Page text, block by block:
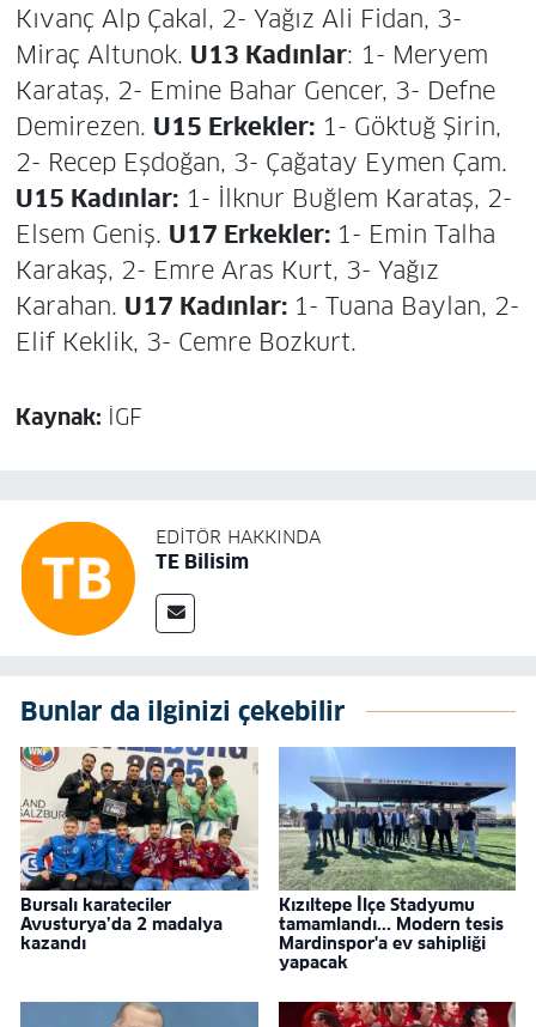
Kıvanç Alp Çakal, 2- Yağız Ali Fidan, 3-
Miraç Altunok. U13 Kadınlar: 1- Meryem
Karataş, 2- Emine Bahar Gencer, 3- Defne
Demirezen. U15 Erkekler:1- Göktuğ Şirin,
2- Recep Eşdoğan, 3- Çağatay Eymen Çam.
U15 Kadınlar:1- İlknur Buğlem Karataş, 2-
Elsem Geniş. U17 Erkekler: 1- Emin Talha
Karakaş, 2- Emre Aras Kurt, 3- Yağız
Karahan. U17 Kadınlar: 1- Tuana Baylan, 2-
Elif Keklik, 3- Cemre Bozkurt.
Kaynak: İGF
EDITÖR HAKKINDA
TE Bilisim
Bunlar da ilginizi çekebilir
Bursalı karateciler
Avusturya’da 2 madalya
kazandı
Kızıltepe İlçe Stadyumu
tamamlandı... Modern tesis
Mardinspor'a ev sahipliği
yapacak